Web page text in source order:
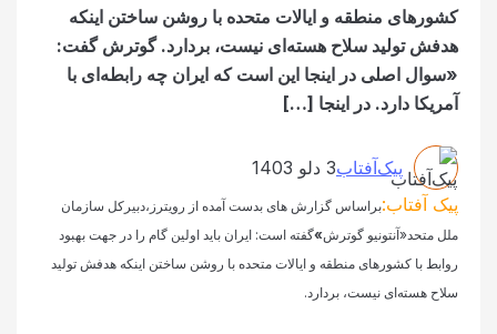
کشورهای منطقه و ایالات متحده با روشن ساختن اینکه
هدفش تولید سلاح هسته‌ای نیست، بردارد. گوترش گفت:
«سوال اصلی در اینجا این است که ایران چه رابطه‌ای با
آمریکا دارد. در اینجا […]
پیک‌آفتاب3 دلو 1403
پیک آفتاب:براساس گزارش های بدست آمده از رویترز، دبیرکل سازمان
ملل متحد«آنتونیو گوترش »گفته است: ایران باید اولین گام را در جهت بهبود
روابط با کشورهای منطقه و ایالات متحده با روشن ساختن اینکه هدفش تولید
سلاح هسته‌ای نیست، بردارد.